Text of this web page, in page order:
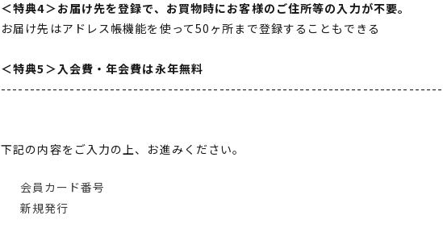
＜特典4＞お届け先を登録で、お買物時にお客様のご住所等の入力が不要。
お届け先はアドレス帳機能を使って50ヶ所まで登録することもできる
＜特典5＞入会費・年会費は永年無料
下記の内容をご入力の上、お進みください。
会員カード番号
新規発行